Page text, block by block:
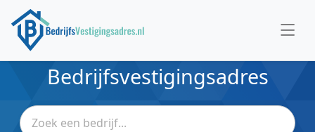
Bedrijfsvestigingsadres